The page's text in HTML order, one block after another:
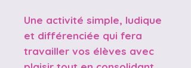
Une activité simple, ludique
et différenciée qui fera
travailler vos élèves avec